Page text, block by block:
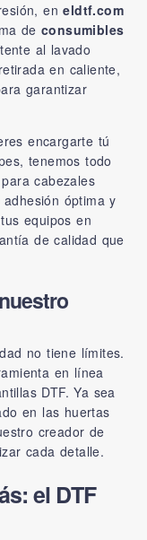
eneldtf.com
de consumibles
al lavado
en caliente,
garantizar
encargarte tú
tenemos todo
para cabezales
óptima y
equipos en
de calidad que
no tiene límites.
en línea
DTF. Ya sea
en las huertas
creador de
cada detalle.
el DTF